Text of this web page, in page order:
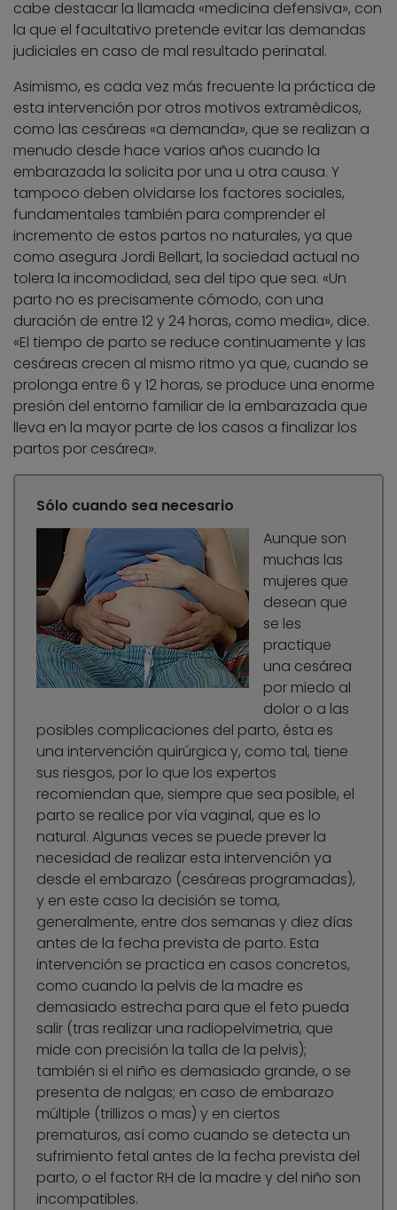
cabe destacar la llamada «medicina defensiva», con
la que el facultativo pretende evitar las demandas
judiciales en caso de mal resultado perinatal.
Asimismo, es cada vez más frecuente la práctica de
esta intervención por otros motivos extramédicos,
como las cesáreas «a demanda», que se realizan a
menudo desde hace varios años cuando la
embarazada la solicita por una u otra causa. Y
tampoco deben olvidarse los factores sociales,
fundamentales también para comprender el
incremento de estos partos no naturales, ya que
como asegura Jordi Bellart, la sociedad actual no
tolera la incomodidad, sea del tipo que sea. «Un
parto no es precisamente cómodo, con una
duración de entre 12 y 24 horas, como media», dice.
«El tiempo de parto se reduce continuamente y las
cesáreas crecen al mismo ritmo ya que, cuando se
prolonga entre 6 y 12 horas, se produce una enorme
presión del entorno familiar de la embarazada que
lleva en la mayor parte de los casos a finalizar los
partos por cesárea».
Sólo cuando sea necesario
Aunque son
muchas las
mujeres que
desean que
se les
practique
una cesárea
por miedo al
dolor o a las
posibles complicaciones del parto, ésta es
una intervención quirúrgica y, como tal, tiene
sus riesgos, por lo que los expertos
recomiendan que, siempre que sea posible, el
parto se realice por vía vaginal, que es lo
natural. Algunas veces se puede prever la
necesidad de realizar esta intervención ya
desde el embarazo (cesáreas programadas),
y en este caso la decisión se toma,
generalmente, entre dos semanas y diez días
antes de la fecha prevista de parto. Esta
intervención se practica en casos concretos,
como cuando la pelvis de la madre es
demasiado estrecha para que el feto pueda
salir (tras realizar una radiopelvimetria, que
mide con precisión la talla de la pelvis);
también si el niño es demasiado grande, o se
presenta de nalgas; en caso de embarazo
múltiple (trillizos o mas) y en ciertos
prematuros, así como cuando se detecta un
sufrimiento fetal antes de la fecha prevista del
parto, o el factor RH de la madre y del niño son
incompatibles.